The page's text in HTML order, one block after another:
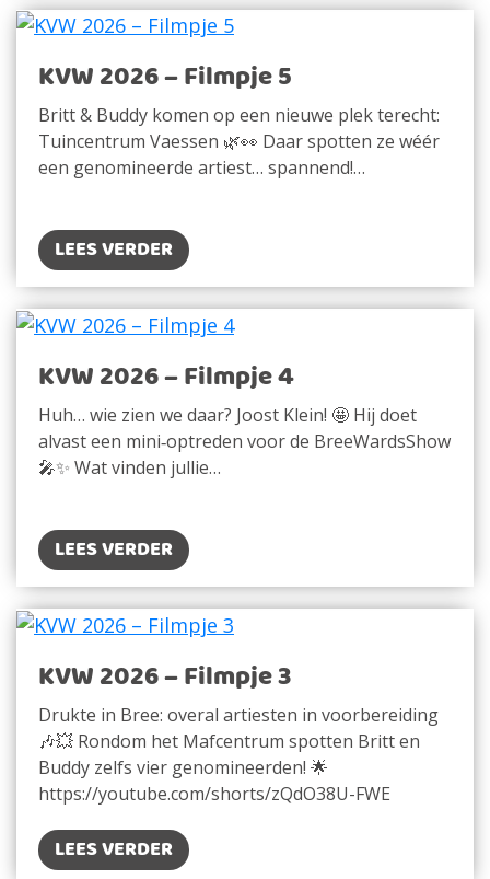
KVW 2026 – Filmpje 5
Britt & Buddy komen op een nieuwe plek terecht:
Tuincentrum Vaessen 🌿👀 Daar spotten ze wéér
een genomineerde artiest… spannend!…
LEES VERDER
KVW 2026 – Filmpje 4
Huh… wie zien we daar? Joost Klein! 🤩 Hij doet
alvast een mini‑optreden voor de BreeWardsShow
🎤✨ Wat vinden jullie…
LEES VERDER
KVW 2026 – Filmpje 3
Drukte in Bree: overal artiesten in voorbereiding
🎶💥 Rondom het Mafcentrum spotten Britt en
Buddy zelfs vier genomineerden! 🌟
https://youtube.com/shorts/zQdO38U-FWE
LEES VERDER